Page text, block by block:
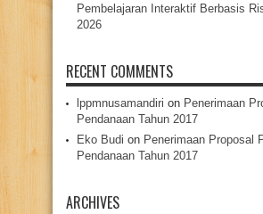
Pembelajaran Interaktif Berbasis
2026
RECENT COMMENTS
lppmnusamandiri on Penerimaan
Pendanaan Tahun 2017
Eko Budi on Penerimaan Proposal
Pendanaan Tahun 2017
ARCHIVES